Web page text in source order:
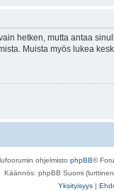
hetken, mutta antaa
Muista myös lukea
ohjelmisto phpBB®
Käännös: phpBB Suomi
Yksityisyys |